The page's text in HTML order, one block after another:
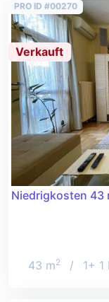
PRO ID #00270
Verkauft
Niedrigkosten 43
43 m2 / 1+